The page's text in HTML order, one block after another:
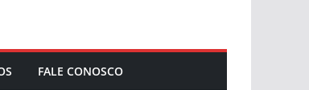
FALE CONOSCO